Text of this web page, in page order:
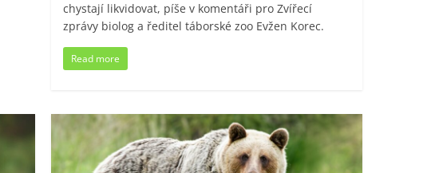
chystají likvidovat, píše v komentáři pro Zvířecí
zprávy biolog a ředitel táborské zoo Evžen Korec.
Read more